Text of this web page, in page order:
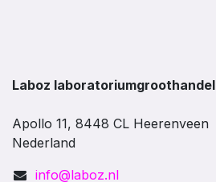
Laboz laboratoriumgroothandel
Apollo 11, 8448 CL Heerenveen
Nederland
info@laboz.nl